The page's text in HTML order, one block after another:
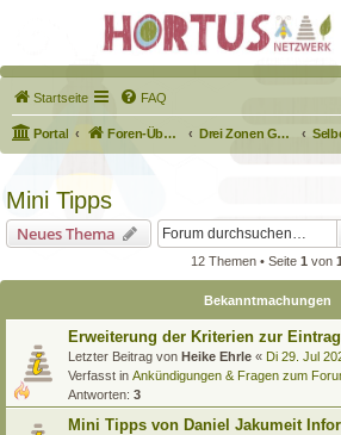
Startseite FAQ
Portal Foren-Übersicht Drei Zonen Garten
Mini Tipps
Neues Thema
12 Themen • Seite 1 von 1
Bekanntmachungen
Erweiterung der Kriterien zur
Letzter Beitrag von Heike Ehrle « Di 29. Jul
Verfasst in Ankündigungen & Fragen zum
Antworten: 3
Mini Tipps von Daniel Jakumeit